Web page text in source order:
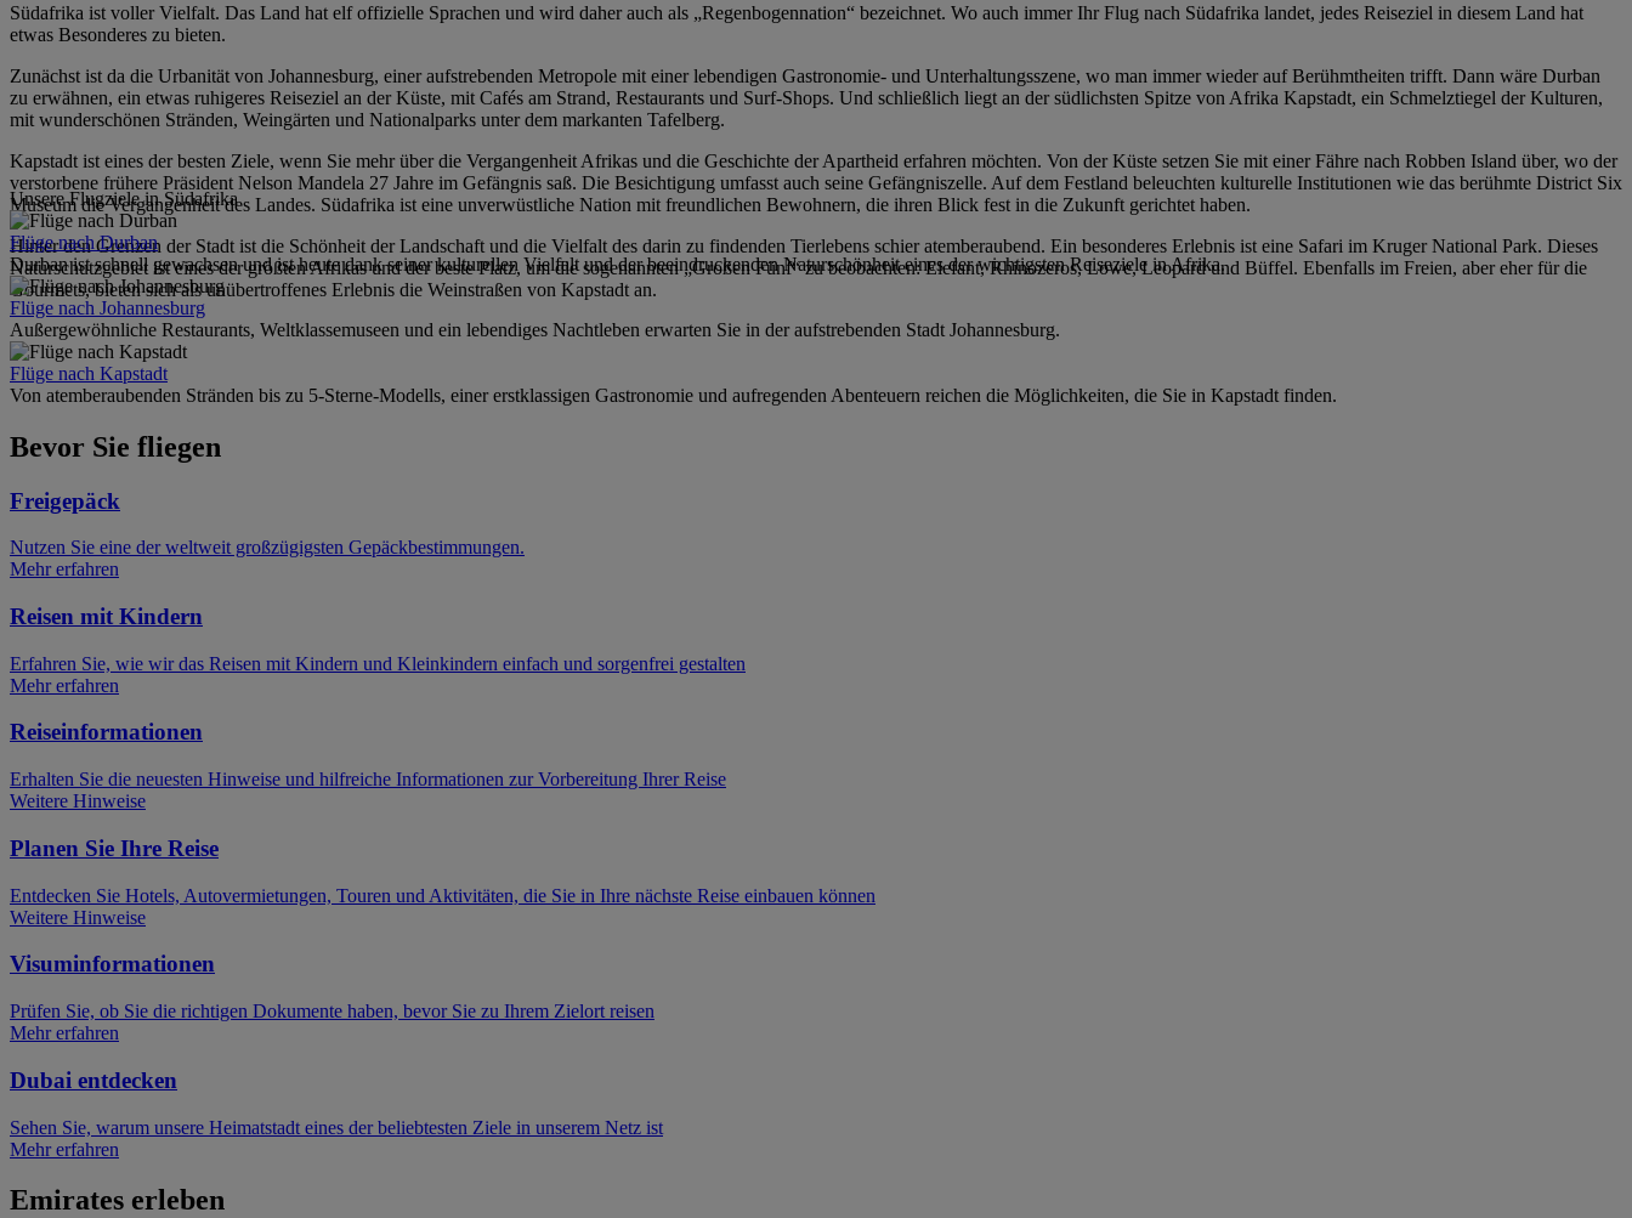
Südafrika ist voller Vielfalt. Das Land hat elf offizielle Sprachen und wird daher auch als „Regenbogennation“ bezeichnet. Wo auch immer Ihr Flug nach Südafrika landet, jedes Reiseziel in diesem Land hat
etwas Besonderes zu bieten.
Zunächst ist da die Urbanität von Johannesburg, einer aufstrebenden Metropole mit einer lebendigen Gastronomie- und Unterhaltungsszene, wo man immer wieder auf Berühmtheiten trifft. Dann wäre Durban
zu erwähnen, ein etwas ruhigeres Reiseziel an der Küste, mit Cafés am Strand, Restaurants und Surf-Shops. Und schließlich liegt an der südlichsten Spitze von Afrika Kapstadt, ein Schmelztiegel der Kulturen,
mit wunderschönen Stränden, Weingärten und Nationalparks unter dem markanten Tafelberg.
Kapstadt ist eines der besten Ziele, wenn Sie mehr über die Vergangenheit Afrikas und die Geschichte der Apartheid erfahren möchten. Von der Küste setzen Sie mit einer Fähre nach Robben Island über, wo der
verstorbene frühere Präsident Nelson Mandela 27 Jahre im Gefängnis saß. Die Besichtigung umfasst auch seine Gefängniszelle. Auf dem Festland beleuchten kulturelle Institutionen wie das berühmte District Six
Museum die Vergangenheit des Landes. Südafrika ist eine unverwüstliche Nation mit freundlichen Bewohnern, die ihren Blick fest in die Zukunft gerichtet haben.
Hinter den Grenzen der Stadt ist die Schönheit der Landschaft und die Vielfalt des darin zu findenden Tierlebens schier atemberaubend. Ein besonderes Erlebnis ist eine Safari im Kruger National Park. Dieses
Naturschutzgebiet ist eines der größten Afrikas und der beste Platz, um die sogenannten „Großen Fünf“ zu beobachten: Elefant, Rhinozeros, Löwe, Leopard und Büffel. Ebenfalls im Freien, aber eher für die
Gourmets, bieten sich als unübertroffenes Erlebnis die Weinstraßen von Kapstadt an.
Unsere Flugziele in Südafrika
Flüge nach Durban
Durban ist schnell gewachsen und ist heute dank seiner kulturellen Vielfalt und der beeindruckenden Naturschönheit eines der wichtigsten Reiseziele in Afrika.
Flüge nach Johannesburg
Außergewöhnliche Restaurants, Weltklassemuseen und ein lebendiges Nachtleben erwarten Sie in der aufstrebenden Stadt Johannesburg.
Flüge nach Kapstadt
Von atemberaubenden Stränden bis zu 5-Sterne-Modells, einer erstklassigen Gastronomie und aufregenden Abenteuern reichen die Möglichkeiten, die Sie in Kapstadt finden.
Bevor Sie fliegen
Freigepäck
Nutzen Sie eine der weltweit großzügigsten Gepäckbestimmungen.
Mehr erfahren
Reisen mit Kindern
Erfahren Sie, wie wir das Reisen mit Kindern und Kleinkindern einfach und sorgenfrei gestalten
Mehr erfahren
Reiseinformationen
Erhalten Sie die neuesten Hinweise und hilfreiche Informationen zur Vorbereitung Ihrer Reise
Weitere Hinweise
Planen Sie Ihre Reise
Entdecken Sie Hotels, Autovermietungen, Touren und Aktivitäten, die Sie in Ihre nächste Reise einbauen können
Weitere Hinweise
Visuminformationen
Prüfen Sie, ob Sie die richtigen Dokumente haben, bevor Sie zu Ihrem Zielort reisen
Mehr erfahren
Dubai entdecken
Sehen Sie, warum unsere Heimatstadt eines der beliebtesten Ziele in unserem Netz ist
Mehr erfahren
Emirates erleben